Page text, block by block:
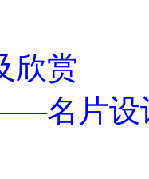
欣赏
名片设